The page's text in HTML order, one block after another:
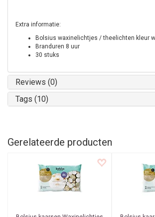
Extra informatie:
Bolsius waxinelichtjes / theelichten kleur
Branduren 8 uur
30 stuks
Reviews (0)
Tags (10)
Gerelateerde producten